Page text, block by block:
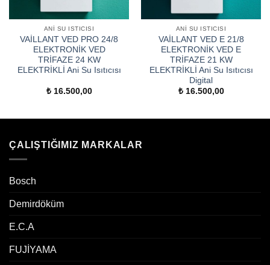
ANI SU ISTICISI
VAİLLANT VED PRO 24/8
ELEKTRONİK VED
TRİFAZE 24 KW
ELEKTRİKLİ Ani Su Isıtıcısı
₺16.500,00
ANI SU ISTICISI
VAİLLANT VED E 21/8
ELEKTRONİK VED E
TRİFAZE 21 KW
ELEKTRİKLİ Ani Su Isıtıcısı
Digital
₺16.500,00
ÇALIŞTIĞIMIZ MARKALAR
Bosch
Demirdöküm
E.C.A
FUJİYAMA